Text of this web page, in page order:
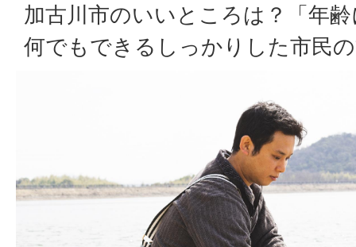
加古川市のいいところは？「年
何でもできるしっかりした市民